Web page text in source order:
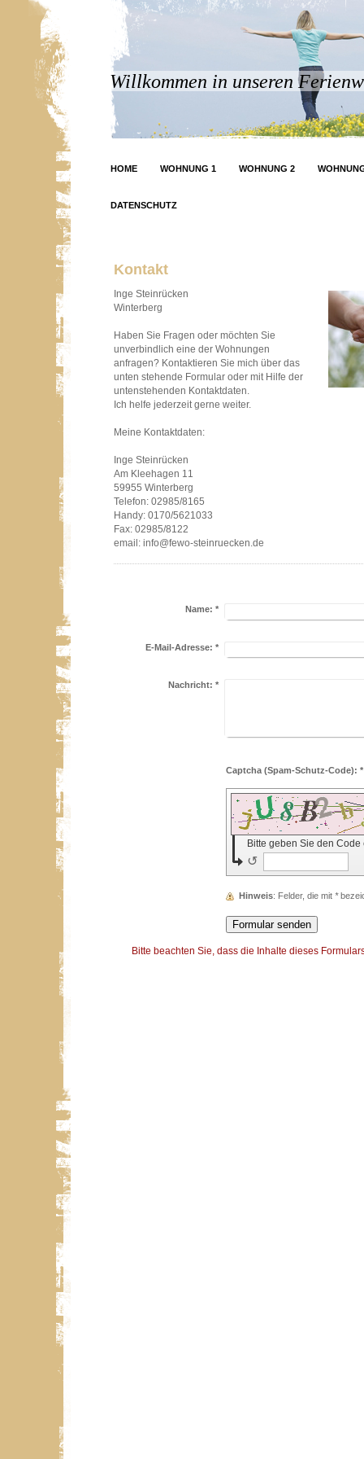
Willkommen in unseren
HOME WOHNUNG 1 WOHNUNG 2
DATENSCHUTZ
Kontakt
Inge Steinrücken
Winterberg
Haben Sie Fragen oder möchten Sie
unverbindlich eine der Wohnungen
anfragen? Kontaktieren Sie mich über das
unten stehende Formular oder mit Hilfe der
untenstehenden Kontaktdaten.
Ich helfe jederzeit gerne weiter.
Meine Kontaktdaten:
Inge Steinrücken
Am Kleehagen 11
59955 Winterberg
Telefon: 02985/8165
Handy: 0170/5621033
Fax: 02985/8122
email: info@fewo-steinruecken.de
Name: *
E-Mail-Adresse: *
Nachricht: *
Captcha (Spam-Schutz-Code): *
Bitte geben Sie den
↺
Hinweis : Felder, die mit *
Bitte beachten Sie, dass die Inhalte dieses